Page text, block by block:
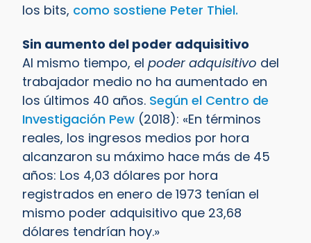
los bits, como sostiene Peter Thiel.
Sin aumento del poder adquisitivo
Al mismo tiempo, el poder adquisitivo del
trabajador medio no ha aumentado en
los últimos 40 años. Según el Centro de
Investigación Pew (2018): «En términos
reales, los ingresos medios por hora
alcanzaron su máximo hace más de 45
años: Los 4,03 dólares por hora
registrados en enero de 1973 tenían el
mismo poder adquisitivo que 23,68
dólares tendrían hoy.»